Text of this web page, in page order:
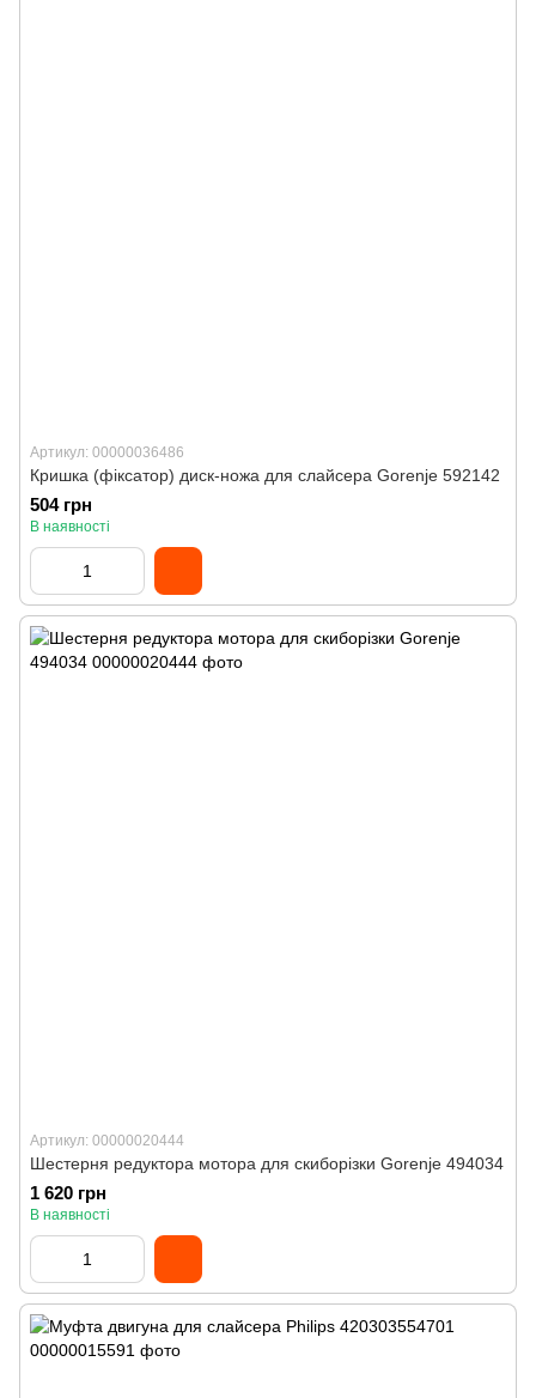
Артикул: 00000036486
Кришка (фіксатор) диск-ножа для слайсера Gorenje 592142
504 грн
В наявності
Артикул: 00000020444
Шестерня редуктора мотора для скиборізки Gorenje 494034
1 620 грн
В наявності